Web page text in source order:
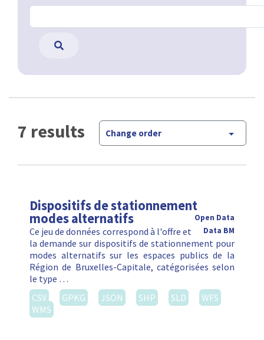
7 results Change order
Dispositifs de stationnement
modes alternatifs
Open Data
Data BM
Ce jeu de données correspond à l'offre et
la demande sur dispositifs de stationnement pour
modes alternatifs sur les espaces publics de la
Région de Bruxelles-Capitale, catégorisées selon
le type …
CSV
GPKG JSON SHP SLD
WFS
WMS